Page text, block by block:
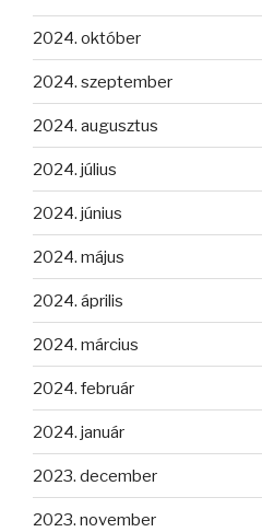
2024. október
2024. szeptember
2024. augusztus
2024. július
2024. június
2024. május
2024. április
2024. március
2024. február
2024. január
2023. december
2023. november